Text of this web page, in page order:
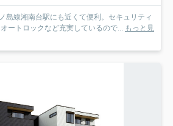
線湘南台駅にも近くて便利。セキュリティ
ートロックなど充実しているので...
もっと見